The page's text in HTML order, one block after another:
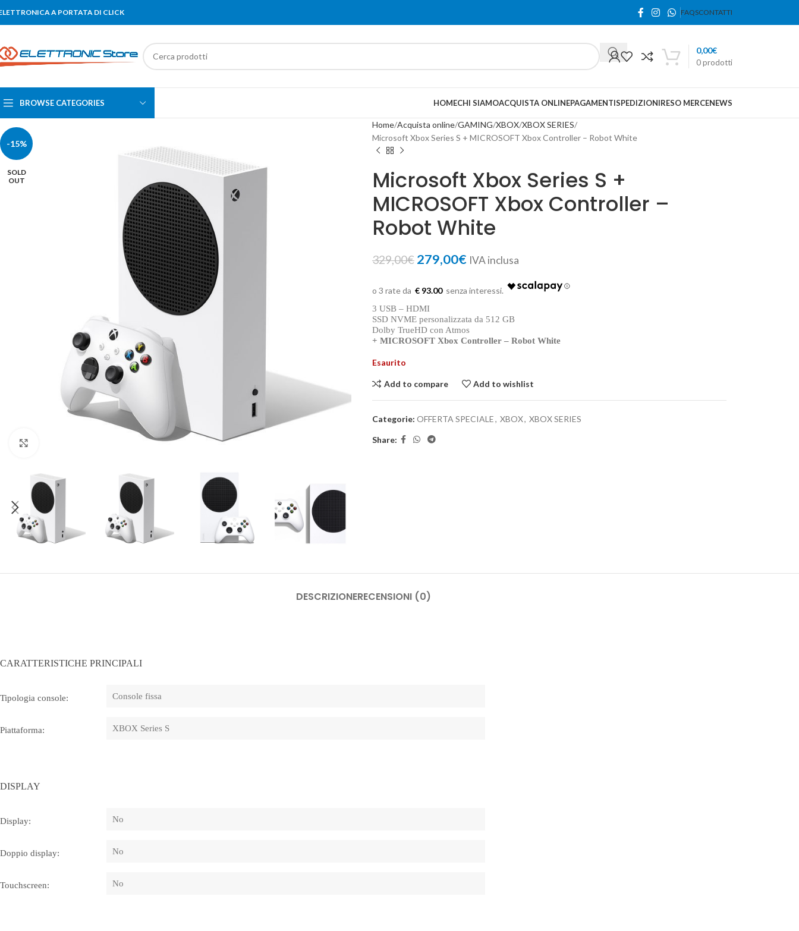
A PORTATA DI CLICK FAQSCONTATTI
0prodotti
0,00€
BROWSE CATEGORIES HOMECHI SIAMOACQUISTA ONLINEPAGAMENTISPEDIZIONIRESO MERCENEWS
-15%
SOLD
OUT
Home Acquista online GAMING XBOX XBOX SERIES
Microsoft Xbox Series S + MICROSOFT Xbox Controller – Robot White
Microsoft Xbox Series S +
MICROSOFT Xbox Controller –
Robot White
329,00€ 279,00€ IVA inclusa
€ 93.00
3 USB – HDMI
SSD NVME personalizzata da 512 GB
Dolby TrueHD con Atmos
+ MICROSOFT Xbox Controller – Robot White
Esaurito
Add to compare Add to wishlist
Categorie: OFFERTA SPECIALE, XBOX, XBOX SERIES
Share:
DESCRIZIONERECENSIONI (0)
CARATTERISTICHE PRINCIPALI
Tipologia console: Console fissa
Piattaforma: XBOX Series S
DISPLAY
Display: No
Doppio display: No
Touchscreen: No